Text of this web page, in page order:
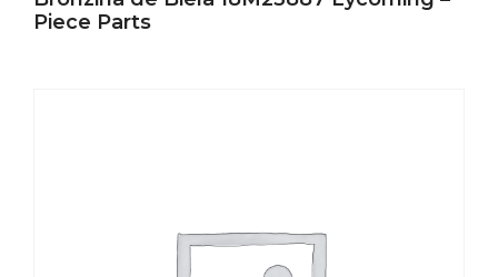
Piece Parts